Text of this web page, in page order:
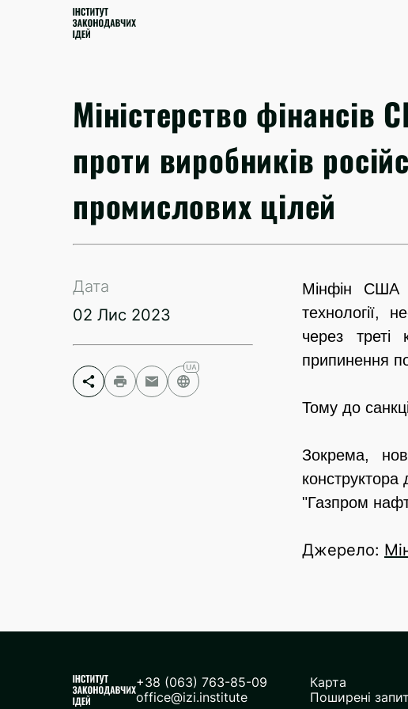
Міністерство фінансів
проти виробників
промислових цілей
Дата
02 Лис 2023
Мінфін США
технології,
через
припинення
Тому до
Зокрема,
"Газпром
Джерело:
+38 (063) 763-85-09
office@izi.institute
Карта
Поширені